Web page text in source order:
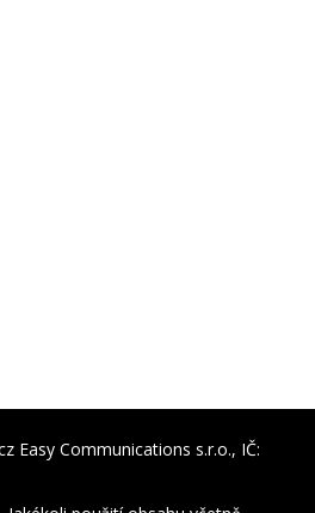
Easy Communications s.r.o., IČ: